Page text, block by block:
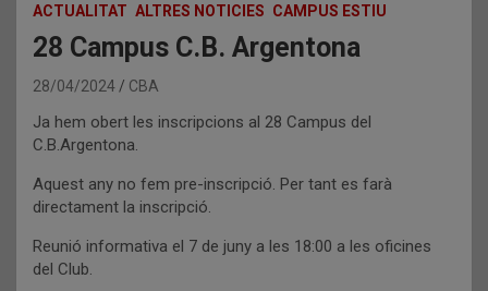
ACTUALITAT ALTRES NOTICIES CAMPUS ESTIU
28 Campus C.B. Argentona
28/04/2024 CBA
Ja hem obert les inscripcions al 28 Campus del
C.B.Argentona.
Aquest any no fem pre-inscripció. Per tant es farà
directament la inscripció.
Reunió informativa el 7 de juny a les 18:00 a les oficines
del Club.